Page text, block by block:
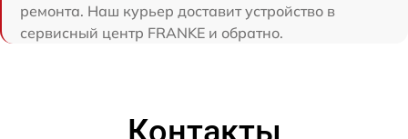
ремонта. Наш курьер доставит устройство в
сервисный центр FRANKE и обратно.